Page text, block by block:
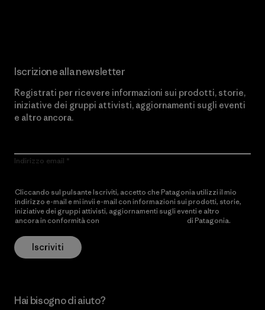
Iscrizione alla newsletter
Registrati per ricevere informazioni sui prodotti, storie,
iniziative dei gruppi attivisti, aggiornamenti sugli eventi
e altro ancora.
Indirizzo email
Cliccando sul pulsante Iscriviti, accetto che Patagonia utilizzi il mio
indirizzo e-mail e mi invii e-mail con informazioni sui prodotti, storie,
iniziative dei gruppi attivisti, aggiornamenti sugli eventi e altro
ancora in conformità con
di Patagonia.
Iscriviti
Hai bisogno di aiuto?